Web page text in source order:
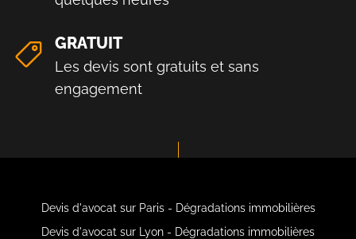
GRATUIT
Les devis sont gratuits et sans
engagement
Devis d'avocat sur Paris - Dégradations immobilières
Devis d'avocat sur Lyon - Dégradations immobilières